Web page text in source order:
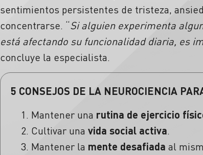
sentimientos persistentes de tristeza,
concentrarse. “Si alguien experimenta
está afectando su funcionalidad diaria, es
concluye la especialista.
5 CONSEJOS DE LA NEUROCIENCIA
Mantener una rutina de ejercicio
Cultivar una vida social activa.
Mantener la mente desafiada al